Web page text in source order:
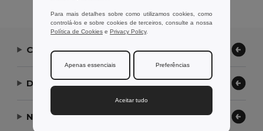
Contate-nos
Deixe-nos ajudar
Nossa Empresa
Para mais detalhes sobre como utilizamos cookies, como
controlá-los e sobre cookies de terceiros, consulte a nossa
Política de Cookies e Privacy Policy.
Apenas essenciais Preferências
Aceitar tudo